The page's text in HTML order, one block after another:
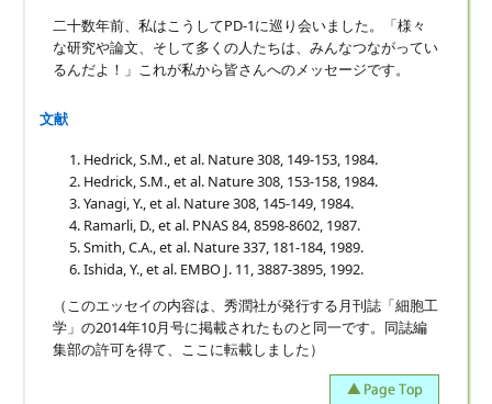
二十数年前、私はこうしてPD-1に巡り会いました。「様々
な研究や論文、そして多くの人たちは、みんなつながってい
るんだよ！」これが私から皆さんへのメッセージです。
文献
Hedrick, S.M., et al. Nature 308, 149-153, 1984.
Hedrick, S.M., et al. Nature 308, 153-158, 1984.
Yanagi, Y., et al. Nature 308, 145-149, 1984.
Ramarli, D., et al. PNAS 84, 8598-8602, 1987.
Smith, C.A., et al. Nature 337, 181-184, 1989.
Ishida, Y., et al. EMBO J. 11, 3887-3895, 1992.
（このエッセイの内容は、秀潤社が発行する月刊誌「細胞工
学」の2014年10月号に掲載されたものと同一です。同誌編
集部の許可を得て、ここに転載しました）